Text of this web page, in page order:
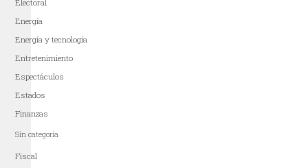
Electoral
Energía
Energía y tecnología
Entretenimiento
Espectáculos
Estados
Finanzas
Sin categoría
Fiscal